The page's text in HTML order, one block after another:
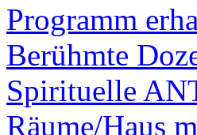
Programm
Berühmte
Spirituelle
Räume/Haus